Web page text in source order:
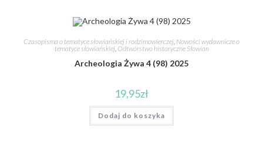
Czasopisma o tematyce słowiańskiej i rodzimowierczej, Nowości wydawnicze o
tematyce słowiańskiej, Odtwórstwo historyczne Słowian
Archeologia Żywa 4 (98) 2025
19,95zł
Dodaj do koszyka